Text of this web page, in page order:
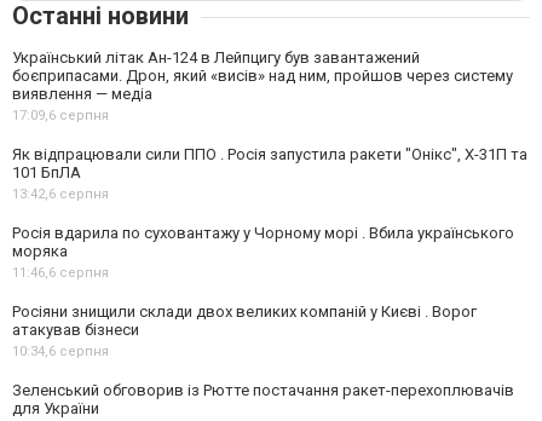
Останні новини
Український літак Ан-124 в Лейпцигу був завантажений
боєприпасами. Дрон, який «висів» над ним, пройшов через систему
виявлення — медіа
17:09,6 серпня
Як відпрацювали сили ППО . Росія запустила ракети "Онікс", Х-31П та
101 БпЛА
13:42,6 серпня
Росія вдарила по суховантажу у Чорному морі . Вбила українського
моряка
11:46,6 серпня
Росіяни знищили склади двох великих компаній у Києві . Ворог
атакував бізнеси
10:34,6 серпня
Зеленський обговорив із Рютте постачання ракет-перехоплювачів
для України